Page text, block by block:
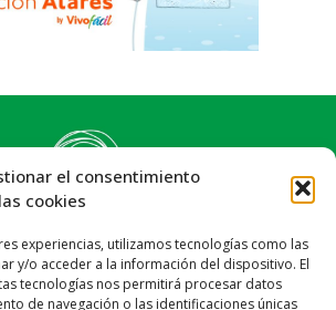
el consentimiento
cookies
experiencias, utilizamos tecnologías como las
y/o acceder a la información del dispositivo. El
tecnologías nos permitirá procesar datos
de navegación o las identificaciones únicas